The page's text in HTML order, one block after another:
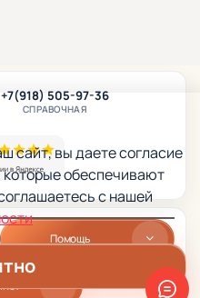
Помощь
+7(918) 505-97-36
СПРАВОЧНАЯ
сайт, вы даете согласие
обеспечивают
с нашей